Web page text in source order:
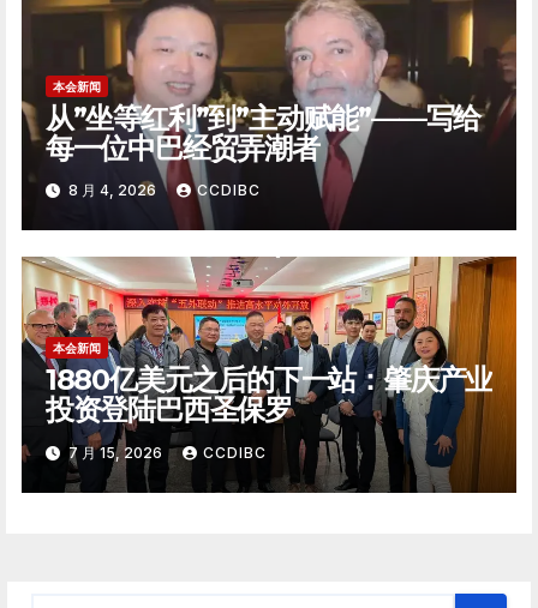
本会新闻
从”坐等红利”到”主动赋能”——写给
每一位中巴经贸弄潮者
8 月 4, 2026 CCDIBC
本会新闻
1880亿美元之后的下一站：肇庆产业
投资登陆巴西圣保罗
7 月 15, 2026 CCDIBC